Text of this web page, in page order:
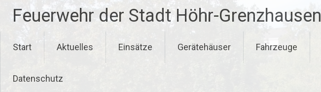
Inhalt
springen
Feuerwehr der Stadt Höhr-Grenzhausen
Start Aktuelles Einsätze Gerätehäuser Fahrzeuge
Datenschutz